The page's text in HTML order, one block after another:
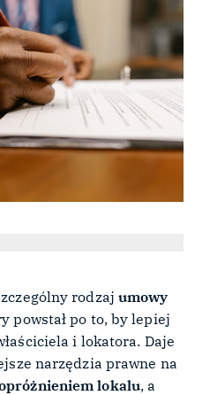
rodzaj umowy
powstał po to, by lepiej
i lokatora. Daje
narzędzia prawne na
lokalu, a